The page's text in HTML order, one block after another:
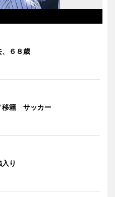
、６８歳
移籍 サッカー
り